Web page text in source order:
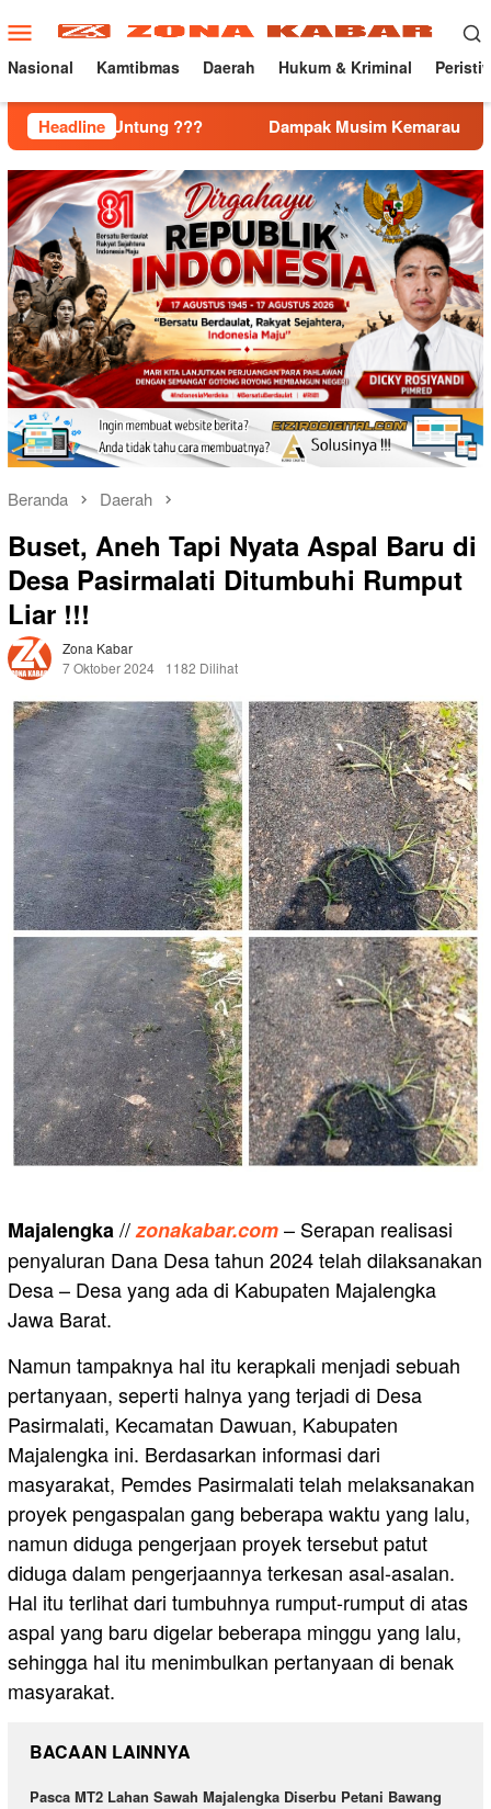
ke
konten
Menu
Mobile
Nasional Kamtibmas Daerah Hukum & Kriminal
Headline
??? Dampak Musim Kemarau Mulai Terasa,
Beranda Daerah
Buset, Aneh Tapi Nyata Aspal Baru di
Desa Pasirmalati Ditumbuhi Rumput
Liar !!!
Zona Kabar
7 Oktober 2024
1182 Dilihat
Majalengka//zonakabar.com– Serapan realisasi
penyaluran Dana Desa tahun 2024 telah dilaksanakan
Desa – Desa yang ada di Kabupaten Majalengka
Jawa Barat.
Namun tampaknya hal itu kerapkali menjadi sebuah
pertanyaan, seperti halnya yang terjadi di Desa
Pasirmalati, Kecamatan Dawuan, Kabupaten
Majalengka ini. Berdasarkan informasi dari
masyarakat, Pemdes Pasirmalati telah melaksanakan
proyek pengaspalan gang beberapa waktu yang lalu,
namun diduga pengerjaan proyek tersebut patut
diduga dalam pengerjaannya terkesan asal-asalan.
Hal itu terlihat dari tumbuhnya rumput-rumput di atas
aspal yang baru digelar beberapa minggu yang lalu,
sehingga hal itu menimbulkan pertanyaan di benak
masyarakat.
BACAAN LAINNYA
Pasca MT2 Lahan Sawah Majalengka Diserbu Petani Bawang